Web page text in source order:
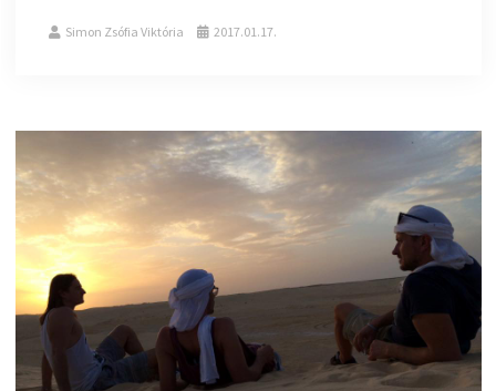
Simon Zsófia Viktória 2017.01.17.